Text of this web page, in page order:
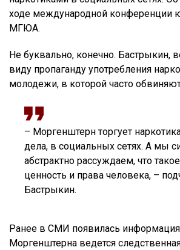
ходе международной конференции
МГЮА.
Не буквально, конечно. Бастрыкин,
виду пропаганду употребления
молодежи, в которой часто
– Моргенштерн торгует
дела, в социальных сетях. А мы
абстрактно рассуждаем, что
ценность и права человека, –
Бастрыкин.
Ранее в СМИ появилась
Моргенштерна ведется